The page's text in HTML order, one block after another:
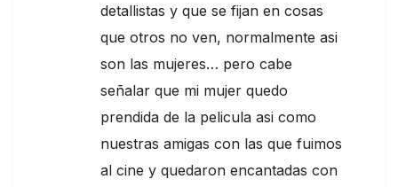
detallistas y que se fijan en cosas
que otros no ven, normalmente asi
son las mujeres… pero cabe
señalar que mi mujer quedo
prendida de la pelicula asi como
nuestras amigas con las que fuimos
al cine y quedaron encantadas con